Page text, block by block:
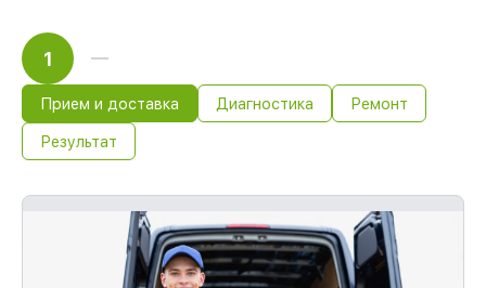
1
Прием и доставка Диагностика Ремонт
Результат